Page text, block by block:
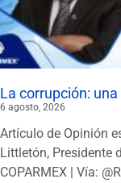
La corrupción:
6 agosto, 2026
Artículo de Opinión
Littletón, Presidente
COPARMEX | Vía: